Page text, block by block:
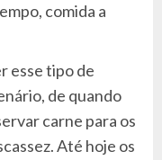
comida a
esse tipo de
de quando
carne para os
Até hoje os